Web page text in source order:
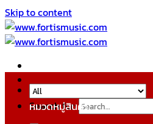
Skip to content
Search for:
หมวดหมู่สินค้า